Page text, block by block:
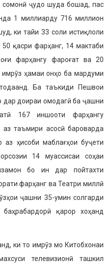
ҷудо шуда бошад, пас
1 миллиарду 716 миллион
ки тайи 33 соли истиқлоли
қасри фарҳанг, 14 мактаби
фарҳангу фароғат ва 20
ҳамаи онҳо ба мардуми
Ба таъкиди Пешвои
дар доираи омодагӣ ба ҷашни
167 иншооти фарҳангу
аз таъ­мири асосӣ бароварда
ҳисоби маблағҳои буҷе­ти
14 муасси­саи соҳаи
бо ин дар пойтахти
фарҳанг ва Театри миллӣ
ҷашни 35-умин солгарди
қарор хоҳанд
ки то имрӯз мо Китобхонаи
телевизионӣ ташкил